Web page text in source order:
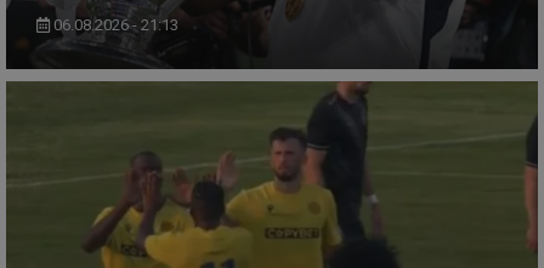
06.08.2026 - 21:13